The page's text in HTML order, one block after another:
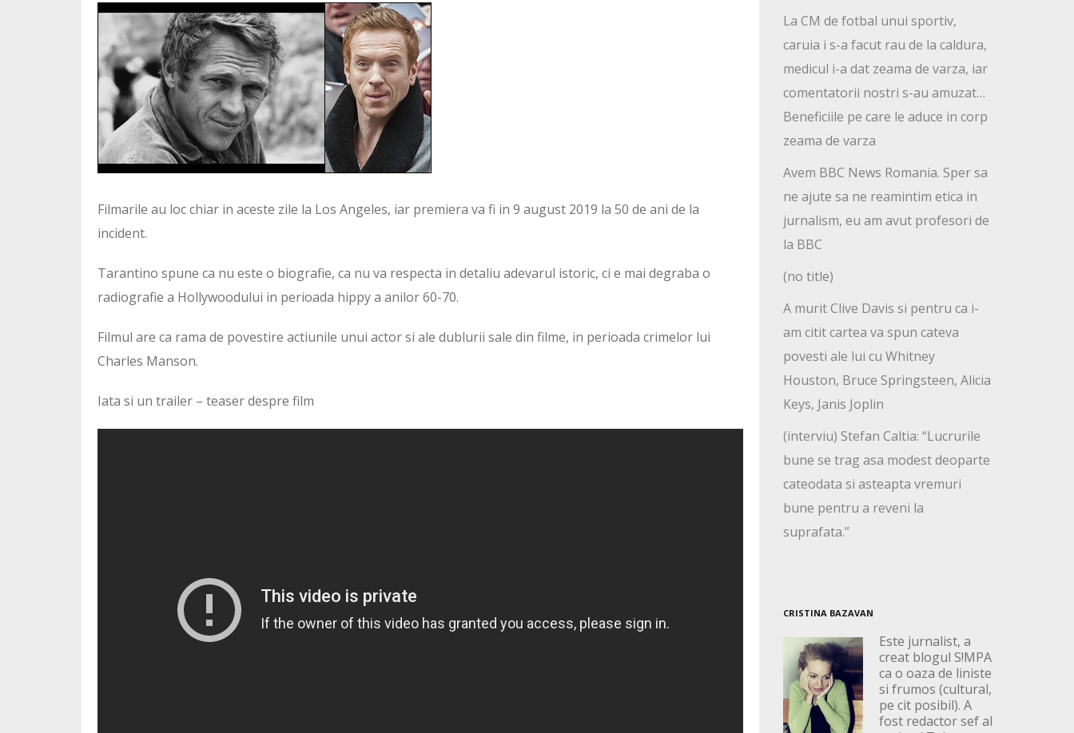
Filmarile au loc chiar in aceste zile la Los Angeles, iar premiera va fi in 9 august 2019 la 50 de ani de la
incident.
Tarantino spune ca nu este o biografie, ca nu va respecta in detaliu adevarul istoric, ci e mai degraba o
radiografie a Hollywoodului in perioada hippy a anilor 60-70.
Filmul are ca rama de povestire actiunile unui actor si ale dublurii sale din filme, in perioada crimelor lui
Charles Manson.
Iata si un trailer – teaser despre film
La CM de fotbal unui sportiv,
caruia i s-a facut rau de la caldura,
medicul i-a dat zeama de varza, iar
comentatorii nostri s-au amuzat…
Beneficiile pe care le aduce in corp
zeama de varza
Avem BBC News Romania. Sper sa
ne ajute sa ne reamintim etica in
jurnalism, eu am avut profesori de
la BBC
(no title)
A murit Clive Davis si pentru ca i-
am citit cartea va spun cateva
povesti ale lui cu Whitney
Houston, Bruce Springsteen, Alicia
Keys, Janis Joplin
(interviu) Stefan Caltia: “Lucrurile
bune se trag asa modest deoparte
cateodata si asteapta vremuri
bune pentru a reveni la
suprafata.”
CRISTINA BAZAVAN
Este jurnalist, a
creat blogul S!MPA
ca o oaza de liniste
si frumos (cultural,
pe cit posibil). A
fost redactor sef al